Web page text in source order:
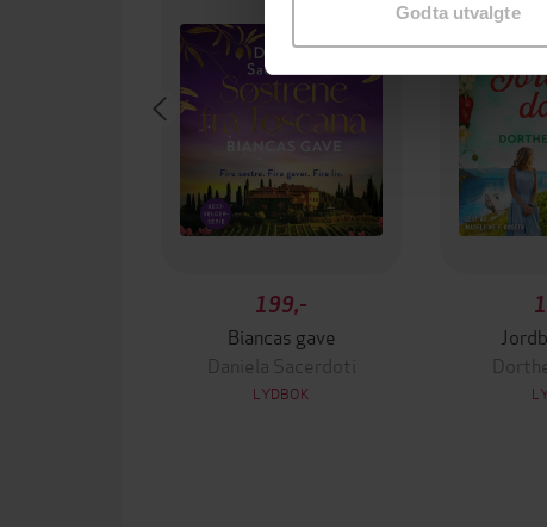
Godta utvalgte
199,-
Biancas gave
Daniela Sacerdoti
LYDBOK